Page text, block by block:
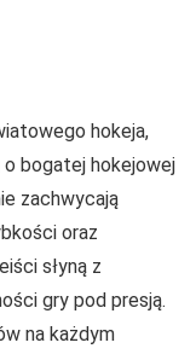
hokeja,
bogatej hokejowej
zachwycają
oraz
słyną z
gry pod presją.
na każdym